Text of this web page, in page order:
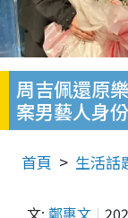
周吉佩還原
案男藝人身
首頁 生活話